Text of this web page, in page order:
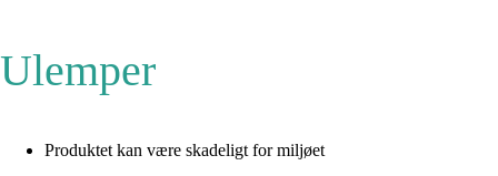
Ulemper
Produktet kan være skadeligt for miljøet